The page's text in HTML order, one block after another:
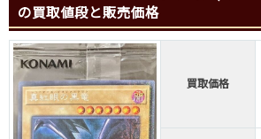
の買取値段と販売価格
買取価格